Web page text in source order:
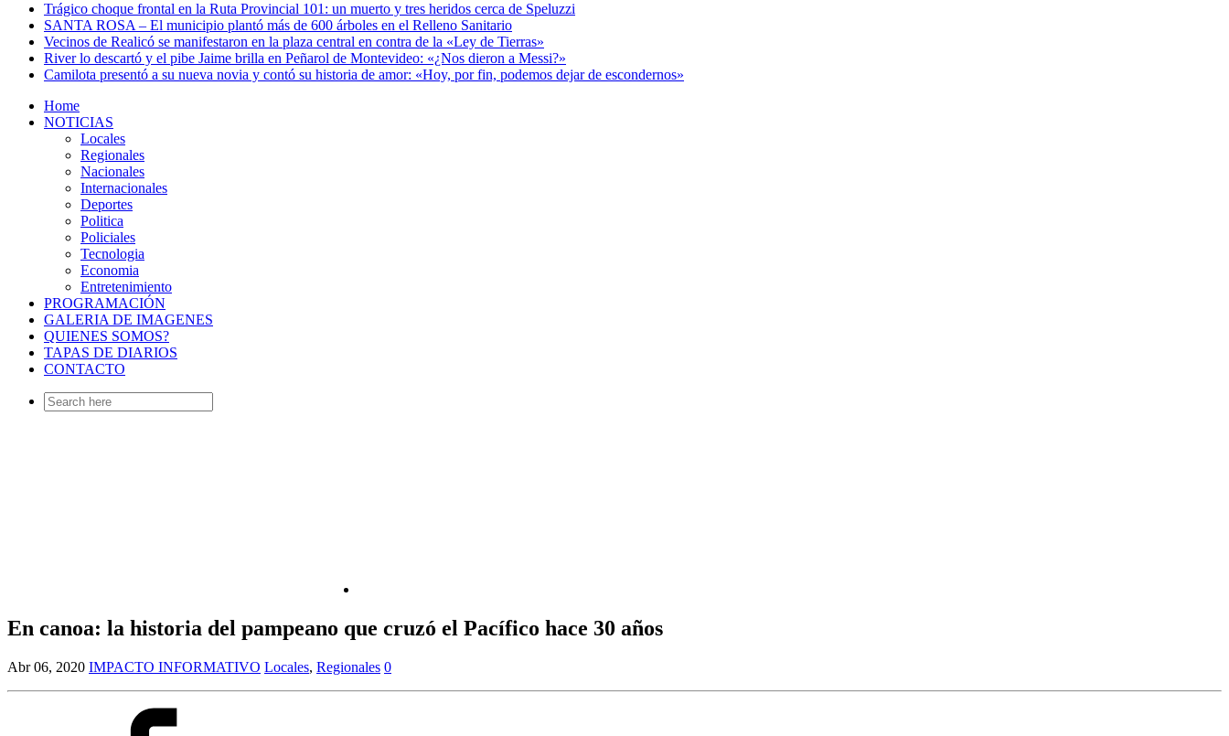
Trágico choque frontal en la Ruta Provincial 101: un muerto y tres heridos cerca de Speluzzi
SANTA ROSA – El municipio plantó más de 600 árboles en el Relleno Sanitario
Vecinos de Realicó se manifestaron en la plaza central en contra de la «Ley de Tierras»
River lo descartó y el pibe Jaime brilla en Peñarol de Montevideo: «¿Nos dieron a Messi?»
Camilota presentó a su nueva novia y contó su historia de amor: «Hoy, por fin, podemos dejar de escondernos»
Home
NOTICIAS
Locales
Regionales
Nacionales
Internacionales
Deportes
Politica
Policiales
Tecnologia
Economia
Entretenimiento
PROGRAMACIÓN
GALERIA DE IMAGENES
QUIENES SOMOS?
TAPAS DE DIARIOS
CONTACTO
Search
for:
En canoa: la historia del pampeano que cruzó el Pacífico hace 30 años
Abr 06, 2020 IMPACTO INFORMATIVO Locales, Regionales 0